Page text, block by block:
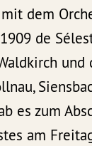
dem
de
es zum
am